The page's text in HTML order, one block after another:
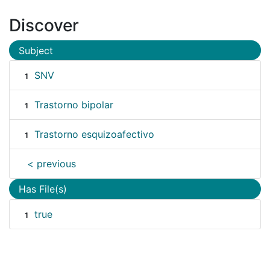
Discover
Subject
1 SNV
1 Trastorno bipolar
1 Trastorno esquizoafectivo
< previous
Has File(s)
1 true